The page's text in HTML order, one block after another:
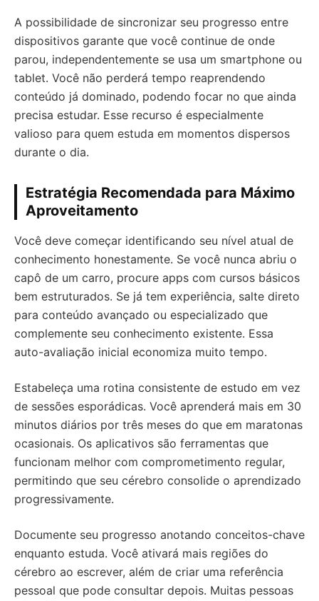
A possibilidade de sincronizar seu progresso entre
dispositivos garante que você continue de onde
parou, independentemente se usa um smartphone ou
tablet. Você não perderá tempo reaprendendo
conteúdo já dominado, podendo focar no que ainda
precisa estudar. Esse recurso é especialmente
valioso para quem estuda em momentos dispersos
durante o dia.
Estratégia Recomendada para Máximo
Aproveitamento
Você deve começar identificando seu nível atual de
conhecimento honestamente. Se você nunca abriu o
capô de um carro, procure apps com cursos básicos
bem estruturados. Se já tem experiência, salte direto
para conteúdo avançado ou especializado que
complemente seu conhecimento existente. Essa
auto-avaliação inicial economiza muito tempo.
Estabeleça uma rotina consistente de estudo em vez
de sessões esporádicas. Você aprenderá mais em 30
minutos diários por três meses do que em maratonas
ocasionais. Os aplicativos são ferramentas que
funcionam melhor com comprometimento regular,
permitindo que seu cérebro consolide o aprendizado
progressivamente.
Documente seu progresso anotando conceitos-chave
enquanto estuda. Você ativará mais regiões do
cérebro ao escrever, além de criar uma referência
pessoal que pode consultar depois. Muitas pessoas